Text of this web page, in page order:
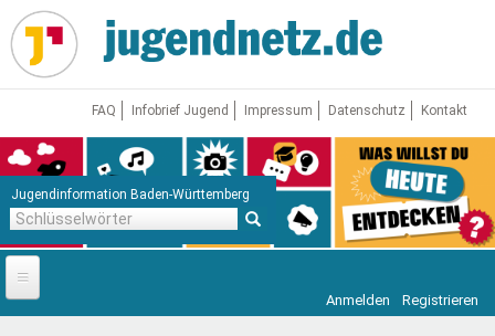
Direkt
zum
Inhalt
FAQ Infobrief Jugend Impressum Datenschutz Kontakt
Jugendinformation Baden-Württemberg
Startseite
Anmelden Registrieren